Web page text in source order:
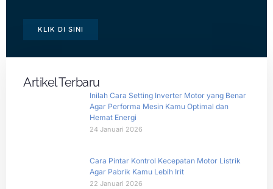
KLIK DI SINI
Artikel Terbaru
Inilah Cara Setting Inverter Motor yang Benar
Agar Performa Mesin Kamu Optimal dan
Hemat Energi
24 Januari 2026
Cara Pintar Kontrol Kecepatan Motor Listrik
Agar Pabrik Kamu Lebih Irit
22 Januari 2026